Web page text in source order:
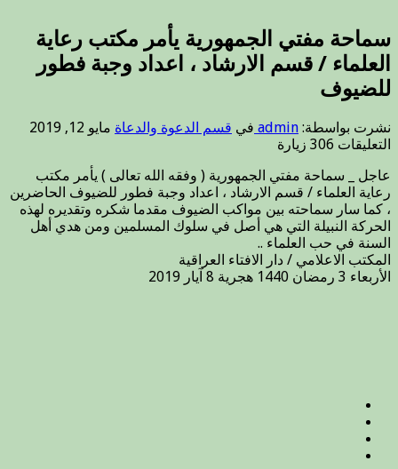
سماحة مفتي الجمهورية يأمر مكتب رعاية
العلماء / قسم الارشاد ، اعداد وجبة فطور
للضيوف
نشرت بواسطة: admin في قسم الدعوة والدعاة مايو 12, 2019
التعليقات على
مفتي
الجمهورية
يأمر
مكتب
رعاية
العلماء
/
306 زيارة
عاجل _ سماحة مفتي الجمهورية ( وفقه الله تعالى ) يأمر مكتب
رعاية العلماء / قسم الارشاد ، اعداد وجبة فطور للضيوف الحاضرين
، كما سار سماحته بين مواكب الضيوف مقدما شكره وتقديره لهذه
الحركة النبيلة التي هي أصل في سلوك المسلمين ومن هدي أهل
السنة في حب العلماء ..
المكتب الاعلامي / دار الافتاء العراقية
الأربعاء 3 رمضان 1440 هجرية 8 آيار 2019